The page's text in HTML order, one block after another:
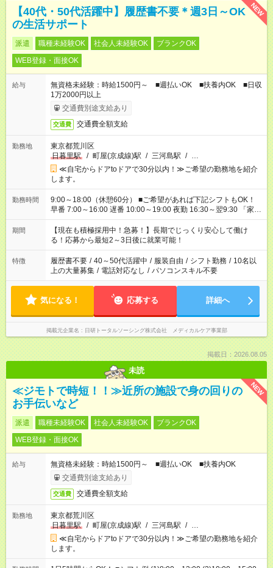
NEW
【40代・50代活躍中】履歴書不要＊週3日～OK
の生活サポート
派遣 職種未経験OK 社会人未経験OK
ブランクOK
WEB登録・面接OK
給与
無資格未経験：時給1500円～ ■週払いOK ■扶養内OK ■日収
1万2000円以上
交通費別途支給あり
交通費 交通費全額支給
勤務地
東京都荒川区
日暮里駅
/ 町屋(京成線)駅 / 三河島駅 / …
≪自宅からドアtoドアで30分以内！≫ご希望の勤務地を紹介
します。
勤務時間
9:00～18:00（休憩60分） ■ご希望があれば下記シフトもOK！
早番 7:00～16:00 遅番 10:00～19:00 夜勤 16:30～翌9:30 「家族
と休みを合わせたい」 「余裕を持って夕飯の準備がしたい」
「できれば残業はしたくない」 など、ご希望を教えてください
ね。 ※Wワーク希望の方へ 今ご覧のお仕事で希望する勤務時間
と、もう1つのお仕事の勤務時間が 合計で週40時間を超える場
合は応募できません。
期間
【現在も積極採用中！急募！】長期でじっくり安心して働け
る！応募から最短2～3日後に就業可能！
特徴 履歴書不要 / 40～50代活躍中 / 服装自由 / シフト勤務 / 10名以
上の大量募集 / 電話対応なし / パソコンスキル不要
気になる！ 応募する 詳細へ
掲載元企業名 日研トータルソーシング株式会社 メディカルケア事業部
掲載日：2026.08.05
未読
NEW
≪ジモトで時短！！≫近所の施設で身の回りの
お手伝いなど
派遣 職種未経験OK 社会人未経験OK
ブランクOK
WEB登録・面接OK
給与
無資格未経験：時給1500円～ ■週払いOK ■扶養内OK
交通費別途支給あり
交通費 交通費全額支給
勤務地
東京都荒川区
日暮里駅
/ 町屋(京成線)駅 / 三河島駅 / …
≪自宅からドアtoドアで30分以内！≫ご希望の勤務地を紹介
します。